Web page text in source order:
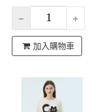
加入購物車